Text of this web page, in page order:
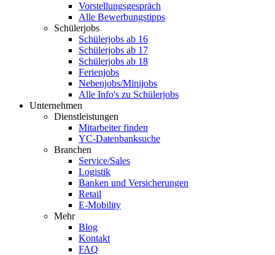
Vorstellungsgespräch
Alle Bewerbungstipps
Schülerjobs
Schülerjobs ab 16
Schülerjobs ab 17
Schülerjobs ab 18
Ferienjobs
Nebenjobs/Minijobs
Alle Info's zu Schülerjobs
Unternehmen
Dienstleistungen
Mitarbeiter finden
YC-Datenbanksuche
Branchen
Service/Sales
Logistik
Banken und Versicherungen
Retail
E-Mobility
Mehr
Blog
Kontakt
FAQ